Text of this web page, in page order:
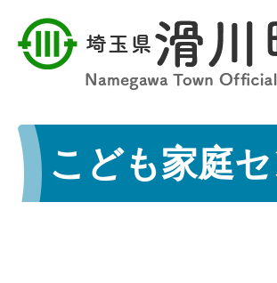
こども家庭